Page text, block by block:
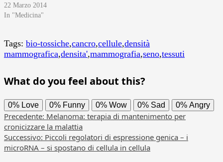
22 Marzo 2014
In "Medicina"
Tags: bio-tossiche,cancro,cellule,densità
mammografica,densita',mammografia,seno,tessuti
What do you feel about this?
0% Love 0% Funny 0% Wow 0% Sad 0% Angry
Navigazione
articolo
Precedente: Melanoma: terapia di mantenimento per
cronicizzare la malattia
Successivo: Piccoli regolatori di espressione genica – i
microRNA – si spostano di cellula in cellula